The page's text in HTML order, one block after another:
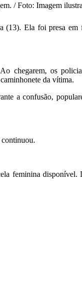
/ Foto: Imagem
(13). Ela foi presa
chegarem, os
da vítima.
a confusão,
continuou.
feminina